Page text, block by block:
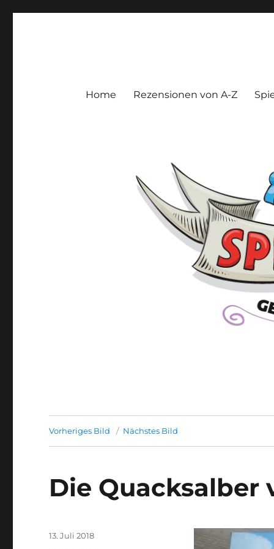
Home Rezensionen von A-Z
Vorheriges Bild Nächstes Bild
Die Quacksalber
Veröffentlicht
13. Juli 2018